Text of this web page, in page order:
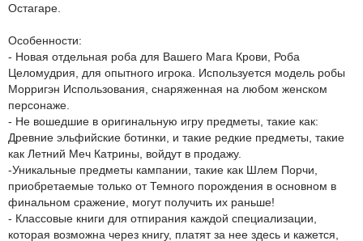
Остагаре.
Особенности:
- Новая отдельная роба для Вашего Мага Крови, Роба
Целомудрия, для опытного игрока. Используется модель робы
Морригэн Использования, снаряженная на любом женском
персонаже.
- Не вошедшие в оригинальную игру предметы, такие как:
Древние эльфийские ботинки, и такие редкие предметы, такие
как Летний Меч Катрины, войдут в продажу.
-Уникальные предметы кампании, такие как Шлем Порчи,
приобретаемые только от Темного порождения в основном в
финальном сражение, могут получить их раньше!
- Классовые книги для отпирания каждой специализации,
которая возможна через книгу, платят за нее здесь и кажется,